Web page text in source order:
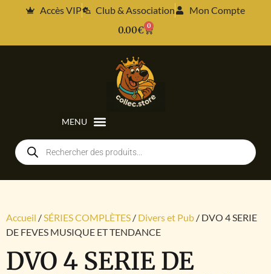
Accès VIP Club & Association
Mon Compte
0.00€ 0
Accueil /SÉRIES COMPLÈTES / Divers et Pub / DVO 4 SERIE
DE FEVES MUSIQUE ET TENDANCE
DVO 4 SERIE DE